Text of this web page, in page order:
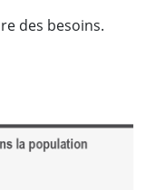
des besoins.